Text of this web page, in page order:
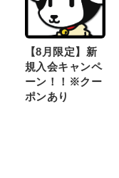
【8月限定】新
規入会キャンペ
ーン！！※クー
ポンあり